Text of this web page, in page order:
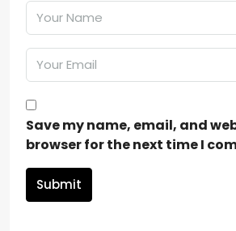
Save my name, email, and
browser for the next time I
Submit